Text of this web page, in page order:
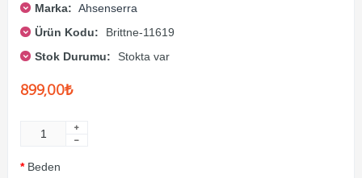
Marka: Ahsenserra
Ürün Kodu:
Brittne-11619
Stok Durumu:
Stokta var
899,00₺
Beden